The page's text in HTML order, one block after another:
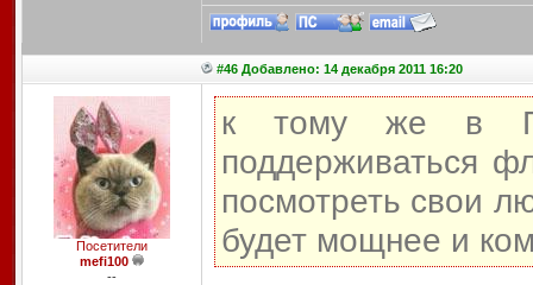
#46 Добавлено: 14 декабря 2011 16:20
Посетители
mefi100
--
к тому же в
поддерживаться
посмотреть свои
будет мощнее и